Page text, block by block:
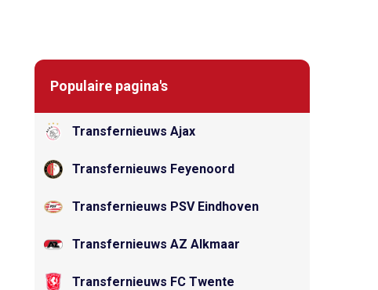
Populaire pagina's
Transfernieuws Ajax
Transfernieuws Feyenoord
Transfernieuws PSV Eindhoven
Transfernieuws AZ Alkmaar
Transfernieuws FC Twente